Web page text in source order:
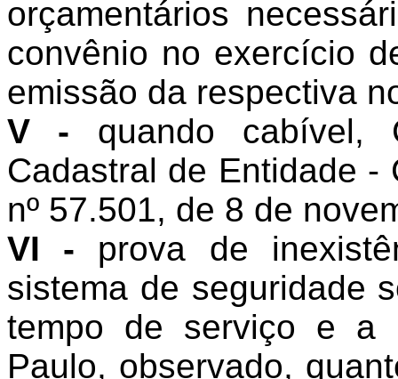
orçamentários
convênio no exercício
emissão da respectiva
V - quando cabível,
Cadastral de Entidade -
nº 57.501, de 8 de
VI - prova de
sistema de seguridade
tempo de serviço e a
Paulo, observado,